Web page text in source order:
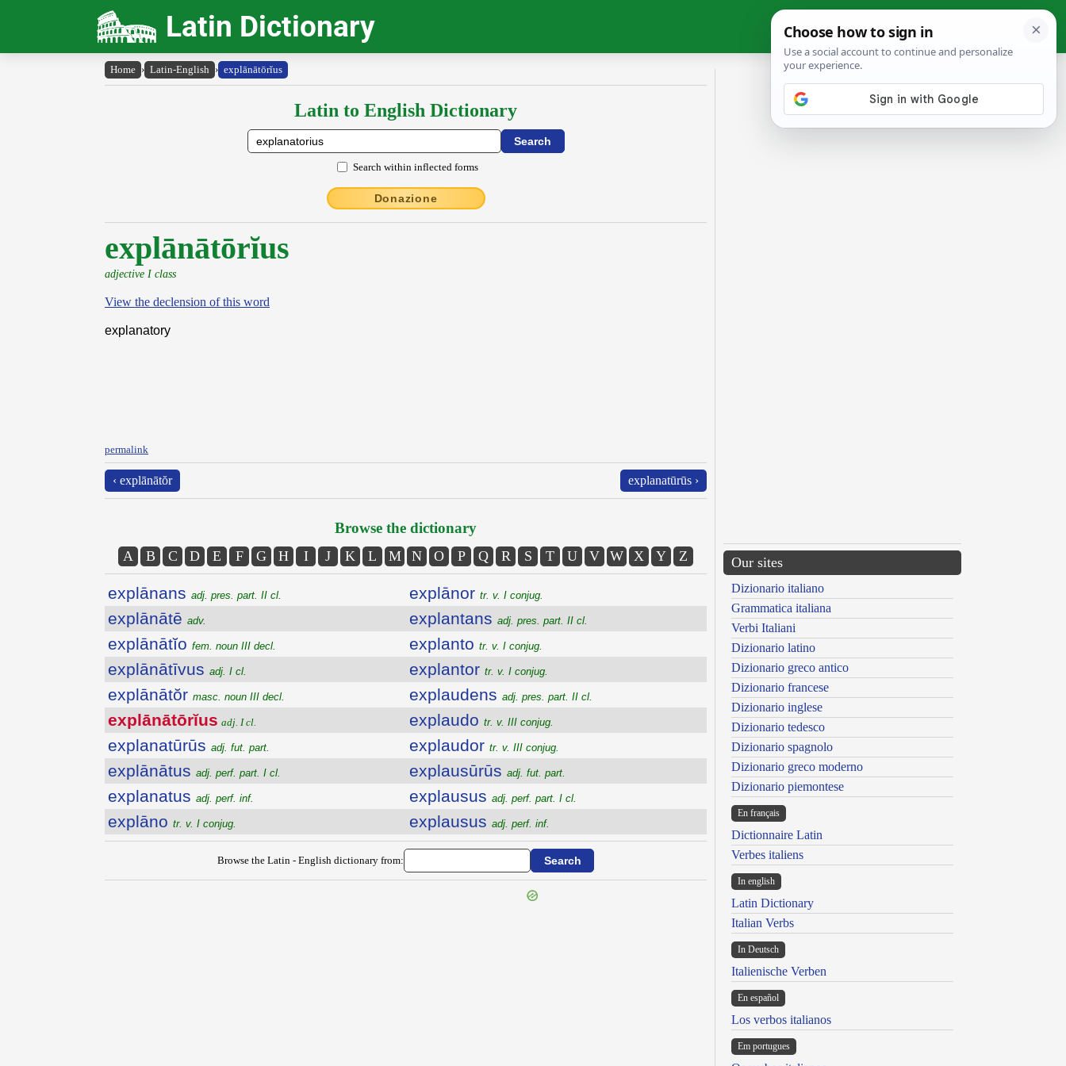
Latin Dictionary
Home › Latin-English › explānātōrĭus
Latin to English Dictionary
Search within inflected forms
Donazione
explānātōrĭus
adjective I class
View the declension of this word
explanatory
permalink
‹ explānātŏr explanatūrūs ›
Browse the dictionary
A B C D E F G H I J K L M N O P Q R S T U V W X Y Z
explānans adj. pres. part. II cl.
explānātē adv.
explānātĭo fem. noun III decl.
explānātīvus adj. I cl.
explānātŏr masc. noun III decl.
explānātōrĭus adj. I cl.
explanatūrūs adj. fut. part.
explānātus adj. perf. part. I cl.
explanatus adj. perf. inf.
explāno tr. v. I conjug.
explānor tr. v. I conjug.
explantans adj. pres. part. II cl.
explanto tr. v. I conjug.
explantor tr. v. I conjug.
explaudens adj. pres. part. II cl.
explaudo tr. v. III conjug.
explaudor tr. v. III conjug.
explausūrūs adj. fut. part.
explausus adj. perf. part. I cl.
explausus adj. perf. inf.
Browse the Latin - English dictionary from:
Our sites
Dizionario italiano
Grammatica italiana
Verbi Italiani
Dizionario latino
Dizionario greco antico
Dizionario francese
Dizionario inglese
Dizionario tedesco
Dizionario spagnolo
Dizionario greco moderno
Dizionario piemontese
En français
Dictionnaire Latin
Verbes italiens
In english
Latin Dictionary
Italian Verbs
In Deutsch
Italienische Verben
En español
Los verbos italianos
Em portugues